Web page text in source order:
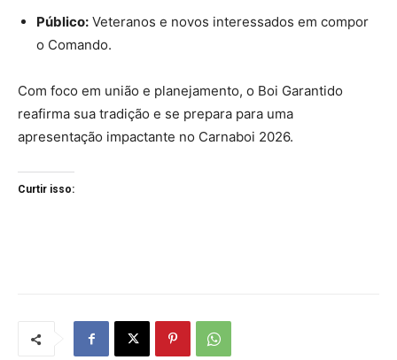
Público: Veteranos e novos interessados em compor
o Comando.
Com foco em união e planejamento, o Boi Garantido
reafirma sua tradição e se prepara para uma
apresentação impactante no Carnaboi 2026.
Curtir isso: